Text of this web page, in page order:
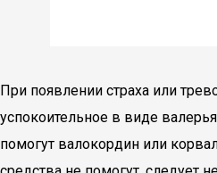
При появлении страха или
успокоительное в виде
помогут валокордин или